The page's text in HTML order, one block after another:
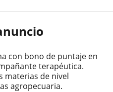
con bono de puntaje en
terapéutica.
materias de nivel
agropecuaria.